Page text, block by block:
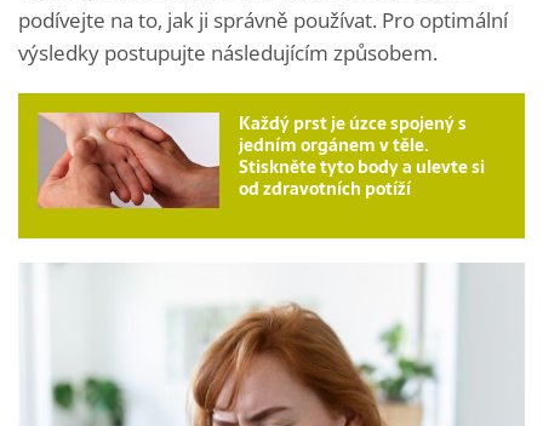
podívejte na to, jak ji správně používat. Pro optimální
výsledky postupujte následujícím způsobem.
Každý prst je úzce spojený s
jedním orgánem v těle.
Stiskněte tyto body a ulevte si
od zdravotních potíží